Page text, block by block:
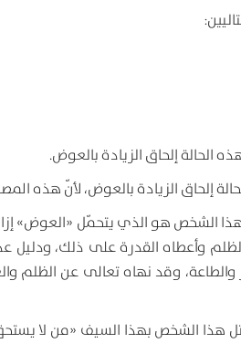
الحالة إلحاق الزيادة بالعوض.
إلحاق الزيادة بالعوض، لأنّ هذه
هذا الشخص هو الذي يتحمّل «العوض»
وأعطاه القدرة على ذلك، ودليل
وقد نهاه تعالى عن الظلم
هذا الشخص بهذا السيف «من لا